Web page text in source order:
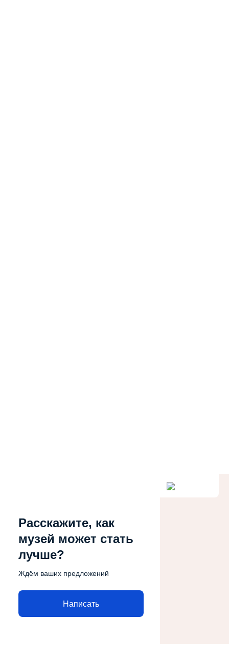
Расскажите, как
музей может стать
лучше?
Ждём ваших предложений
Написать